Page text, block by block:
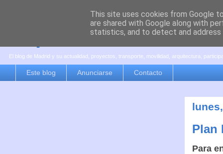
es por madrid
El blog de Madrid y su actualidad, proyectos, transporte, movilidad, arquitectura,
Este blog Anunciarse Contacto
Plan
Para
This site uses cookies from Google
are shared with Google along with
statistics, and to detect and address